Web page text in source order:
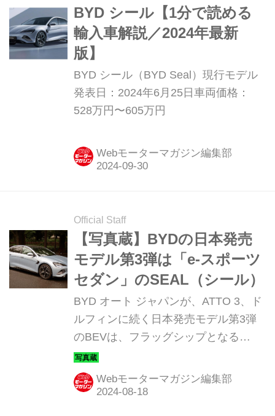
BYD シール【1分で読める
輸入車解説／2024年最新
版】
BYD シール（BYD Seal）現行モデル
発表日：2024年6月25日車両価格：
528万円〜605万円
Webモーターマガジン編集部
Official Staff
【写真蔵】BYDの日本発売
モデル第3弾は「e-スポーツ
セダン」のSEAL（シール）
BYD オート ジャパンが、ATTO 3、ド
ルフィンに続く日本発売モデル第3弾
のBEVは、フラッグシップとなる
「SEAL（シール）」だ。そのディテ
ールを写真で紹介しよう。
Webモーターマガジン編集部